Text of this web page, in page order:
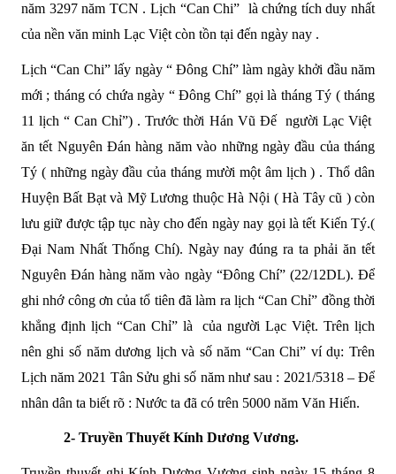
năm 3297 năm TCN . Lịch “Can Chi” là chứng tích duy nhất
của nền văn minh Lạc Việt còn tồn tại đến ngày nay .
Lịch “Can Chi” lấy ngày “ Đông Chí” làm ngày khởi đầu năm
mới ; tháng có chứa ngày “ Đông Chí” gọi là tháng Tý ( tháng
11 lịch “ Can Chỉ”) . Trước thời Hán Vũ Đế người Lạc Việt
ăn tết Nguyên Đán hàng năm vào những ngày đầu của tháng
Tý ( những ngày đầu của tháng mười một âm lịch ) . Thổ dân
Huyện Bất Bạt và Mỹ Lương thuộc Hà Nội ( Hà Tây cũ ) còn
lưu giữ được tập tục này cho đến ngày nay gọi là tết Kiến Tý.(
Đại Nam Nhất Thống Chí). Ngày nay đúng ra ta phải ăn tết
Nguyên Đán hàng năm vào ngày “Đông Chí” (22/12DL). Để
ghi nhớ công ơn của tổ tiên đã làm ra lịch “Can Chỉ” đồng thời
khẳng định lịch “Can Chỉ” là của người Lạc Việt. Trên lịch
nên ghi số năm dương lịch và số năm “Can Chi” ví dụ: Trên
Lịch năm 2021 Tân Sửu ghi số năm như sau : 2021/5318 – Để
nhân dân ta biết rõ : Nước ta đã có trên 5000 năm Văn Hiến.
2- Truyền Thuyết Kính Dương Vương.